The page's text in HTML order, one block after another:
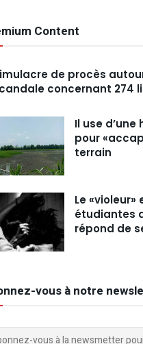
Content
de procès
concernant 274
Il use
pour
terrain
Le «violeur»
étudiantes
répond de
vous à notre